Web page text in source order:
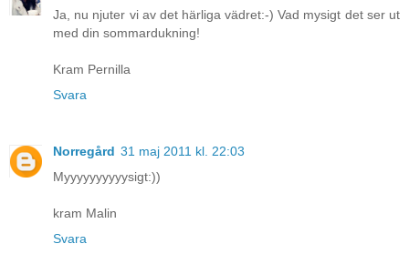
Ja, nu njuter vi av det härliga vädret:-) Vad mysigt det ser ut
med din sommardukning!
Kram Pernilla
Svara
Norregård 31 maj 2011 kl. 22:03
Myyyyyyyyyysigt:))
kram Malin
Svara